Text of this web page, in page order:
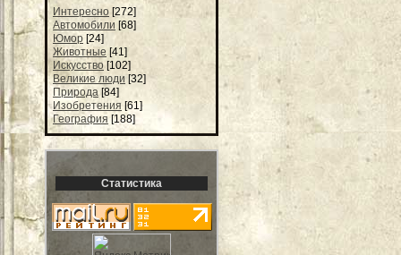
Интересно [272]
Автомобили [68]
Юмор [24]
Животные [41]
Искусство [102]
Великие люди [32]
Природа [84]
Изобретения [61]
География [188]
Статистика